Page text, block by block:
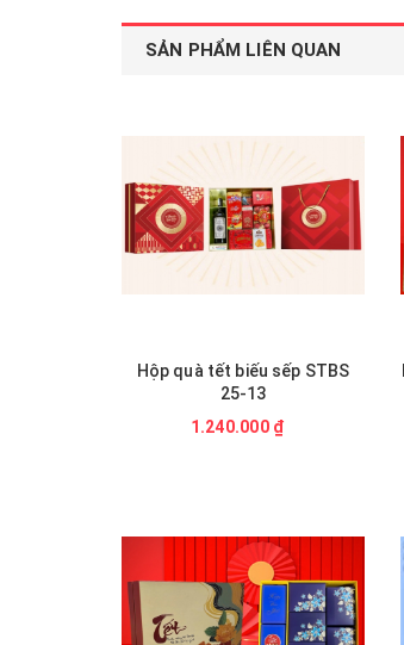
SẢN PHẨM LIÊN QUAN
Hộp quà tết cao cấp STBS 25-
12
2.970.000 ₫